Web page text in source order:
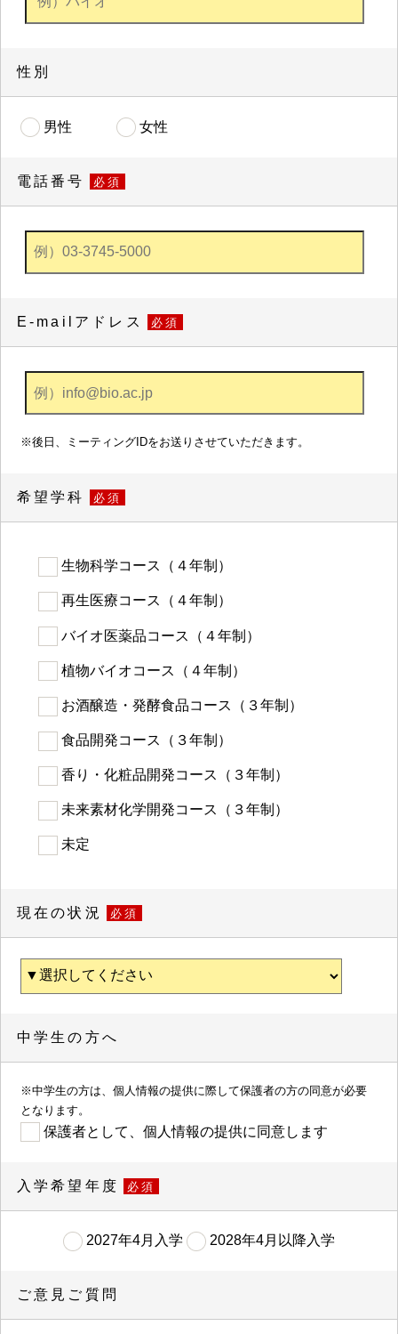
性別
男性 女性
電話番号 必須
E-mailアドレス 必須
※後日、ミーティングIDをお送りさせていただきます。
希望学科 必須
生物科学コース（４年制）
再生医療コース（４年制）
バイオ医薬品コース（４年制）
植物バイオコース（４年制）
お酒醸造・発酵食品コース（３年制）
食品開発コース（３年制）
香り・化粧品開発コース（３年制）
未来素材化学開発コース（３年制）
未定
現在の状況 必須
中学生の方へ
※中学生の方は、個人情報の提供に際して保護者の方の同意が必要
となります。
保護者として、個人情報の提供に同意します
入学希望年度 必須
2027年4月入学 2028年4月以降入学
ご意見ご質問